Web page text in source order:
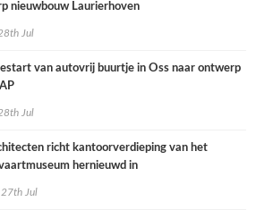
nieuwbouw Laurierhoven
Jul
van autovrij buurtje in Oss naar ontwerp
Jul
richt kantoorverdieping van het
hernieuwd in
27th Jul